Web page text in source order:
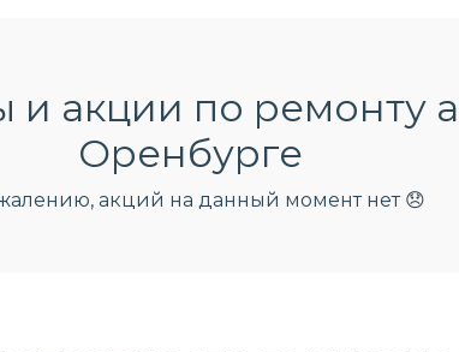
акции по ремонту
Оренбурге
акций на данный момент нет 😞